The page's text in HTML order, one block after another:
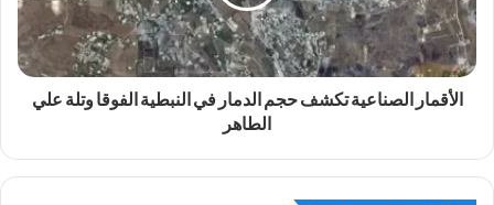
الأقمار الصناعية تكشف حجم الدمار في النبطية الفوقا وتلة علي
الطاهر